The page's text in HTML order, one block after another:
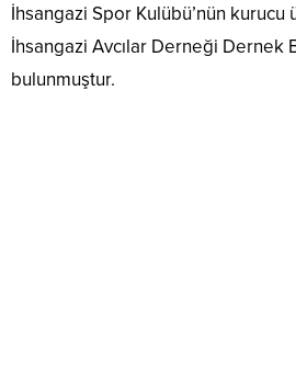
İhsangazi Spor Kulübü’nün
İhsangazi Avcılar Derneği Dernek
bulunmuştur.